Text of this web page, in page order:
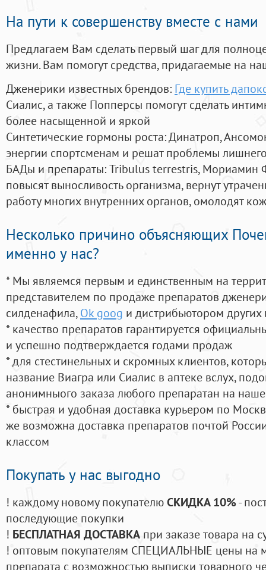
На пути к совершенству вместе с нами
Предлагаем Вам сделать первый шаг для
жизни. Вам помогут средства, придагаемые на
Дженерики известных брендов: Где купить
Сиалис, а также Попперсы помогут сделать
более насыщенной и яркой
Синтетические гормоны роста: Динатроп,
энергии спортсменам и решат проблемы
БАДы и препараты:Tribulus terrestris, Мориамин
повысят выносливость организма, вернут
работу многих внутренних органов, омолодят
Несколько причино объясняющих
именно у нас?
* Мы являемся первым и единственным на
представителем по продаже препаратов
силденафила, Ok goog и дистрибьютором других
* качество препаратов гарантируется
и успешно подтверждается годами продаж
* для стестинельных и скромных клиентов,
название Виагра или Сиалис в аптеке вслух,
анонимныого заказа любого препаратан на
* быстрая и удобная доставка курьером по
же возможна доставка препаратов почтой
классом
Покупать у нас выгодно
! каждому новому покупателюСКИДКА 10%-
последующие покупки
! БЕСПЛАТНАЯ ДОСТАВКА при заказе товара на
! оптовым покупателям СПЕЦИАЛЬНЫЕ цены на
препарата с возможностью выписки товарного